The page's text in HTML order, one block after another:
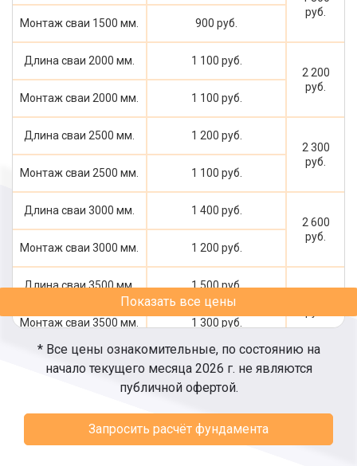
руб.
Монтаж сваи 1500 мм.
900 руб.
Длина сваи 2000 мм.
1 100 руб.
2 200
руб.
Монтаж сваи 2000 мм.
1 100 руб.
Длина сваи 2500 мм.
1 200 руб.
2 300
руб.
Монтаж сваи 2500 мм.
1 100 руб.
Длина сваи 3000 мм.
1 400 руб.
2 600
руб.
Монтаж сваи 3000 мм.
1 200 руб.
Длина сваи 3500 мм.
1 500 руб.
Монтаж сваи 3500 мм.
1 300 руб.
Длина сваи 4000 мм.
3 100
Монтаж сваи 4000 мм.
1 400 руб.
Длина сваи 4500 мм.
1 800 руб.
3 300
Показать все цены
* Все цены ознакомительные, по состоянию на
начало текущего месяца 2026 г. не являются
публичной офертой.
Запросить расчёт фундамента